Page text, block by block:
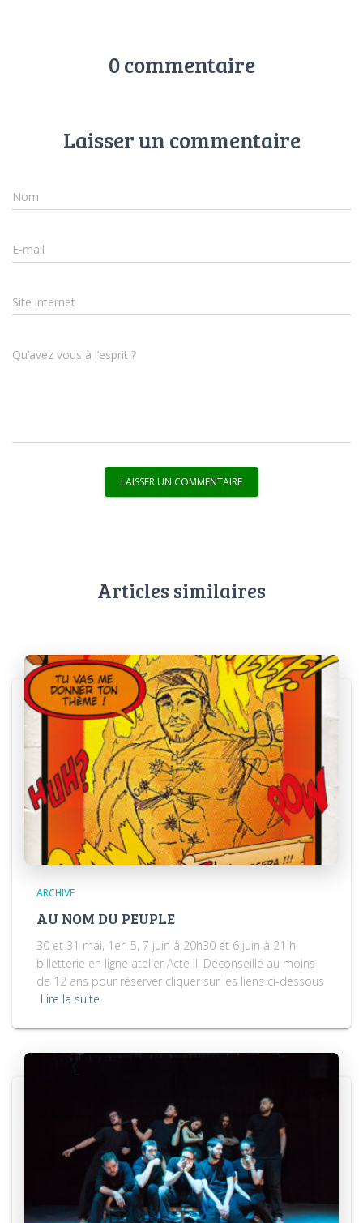
0 commentaire
Laisser un commentaire
Nom
E-mail
Site internet
Qu’avez vous à l’esprit ?
Articles similaires
ARCHIVE
AU NOM DU PEUPLE
30 et 31 mai, 1er, 5, 7 juin à 20h30 et 6 juin à 21 h
billetterie en ligne atelier Acte III Déconseillé au moins
de 12 ans pour réserver cliquer sur les liens ci-dessous
Lire la suite